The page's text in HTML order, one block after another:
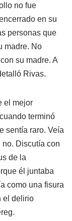
no fue
en su
personas que
madre. No
su madre. A
Rivas.
el mejor
terminó
sentía raro. Veía
Discutía con
de la
él juntaba
como una fisura
el delirio